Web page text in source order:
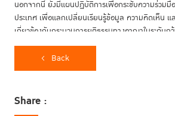
นอกจากนี้ ยังมีแผนปฏิบัติการเพื่อกระชับความร่วมมื
ประเทศ เพื่อแลกเปลี่ยนเรียนรู้ข้อมูล ความคิดเห็น แ
เกี่ยวข้องกับกระบวนการยุติธรรมทางอาญาในระดับก
ปัญหาท้าทายที่มีผลกระทบต่อสังคมทั้งในประเทศและร
สำนักงานป้องกันยาเสพติดและปราบปรามอาชญาก
(UNODC)
องค์กรระหว่างประเทศ และองค์กรระดับภูมิภาค
Back
Share :